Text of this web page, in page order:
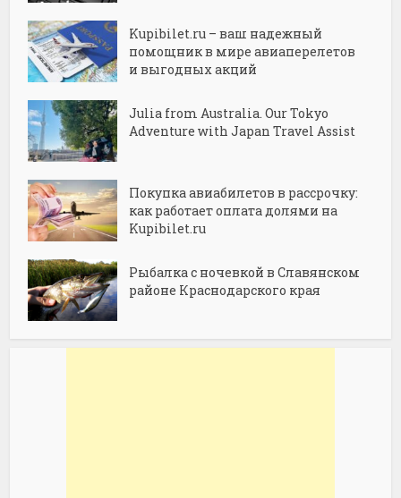
Kupibilet.ru – ваш надежный
помощник в мире авиаперелетов
и выгодных акций
Julia from Australia. Our Tokyo
Adventure with Japan Travel Assist
Покупка авиабилетов в рассрочку:
как работает оплата долями на
Kupibilet.ru
Рыбалка с ночевкой в Славянском
районе Краснодарского края